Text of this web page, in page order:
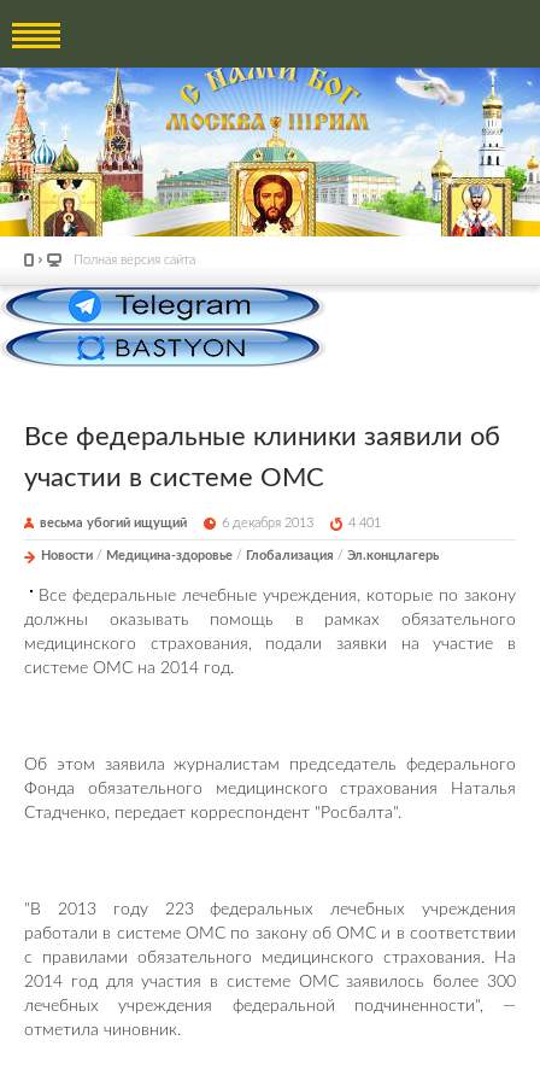
Полная версия сайта
Все федеральные клиники заявили об
участии в системе ОМС
весьма убогий ищущий 6 декабря 2013 4 401
Новости / Медицина-здоровье / Глобализация / Эл.концлагерь
Все федеральные лечебные учреждения, которые по закону
должны оказывать помощь в рамках обязательного
медицинского страхования, подали заявки на участие в
системе ОМС на 2014 год.
Об этом заявила журналистам председатель федерального
Фонда обязательного медицинского страхования Наталья
Стадченко, передает корреспондент "Росбалта".
"В 2013 году 223 федеральных лечебных учреждения
работали в системе ОМС по закону об ОМС и в соответствии
с правилами обязательного медицинского страхования. На
2014 год для участия в системе ОМС заявилось более 300
лечебных учреждения федеральной подчиненности", —
отметила чиновник.